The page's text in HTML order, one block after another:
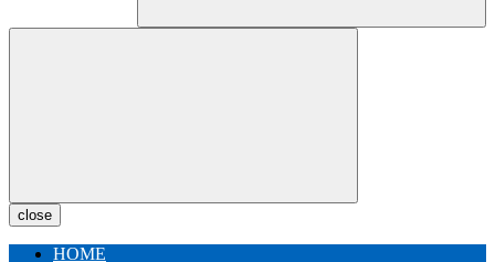
close
HOME